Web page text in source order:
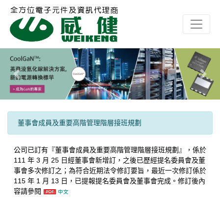
Previous Next
董事會成員及重要高階管理階層接班規劃
公司已訂有『董事會成員及重要高階管理階層接班規劃』，係於
111 年 3 月 25 日經董事會新增訂，之後已歷經提名委員會及董
事會多次修訂之；為符合近期法令修訂要旨，最近一次修訂係於
115 年 1 月 13 日，已提報提名委員會及董事會完成。修訂後內
容請參閱